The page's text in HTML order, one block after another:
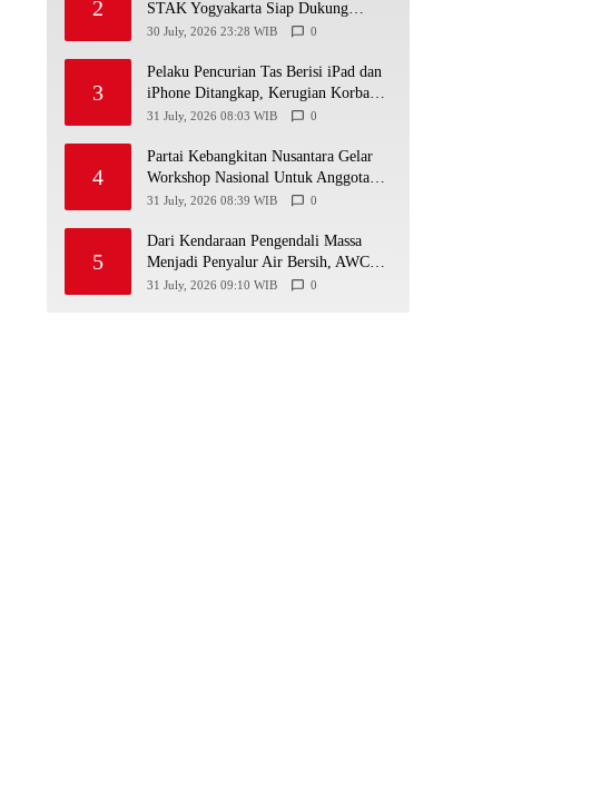
2
STAK Yogyakarta Siap Dukung
Pengembangan Arung Jeram DIY
30 July, 2026 23:28 WIB 0
3
Pelaku Pencurian Tas Berisi iPad dan
iPhone Ditangkap, Kerugian Korban
Capai Rp25 Juta
31 July, 2026 08:03 WIB 0
4
Partai Kebangkitan Nusantara Gelar
Workshop Nasional Untuk Anggota
DPRD Kabupaten/Kota di Yogyakarta
31 July, 2026 08:39 WIB 0
5
Dari Kendaraan Pengendali Massa
Menjadi Penyalur Air Bersih, AWC
Polres Gunungkidul Bantu Warga
31 July, 2026 09:10 WIB 0